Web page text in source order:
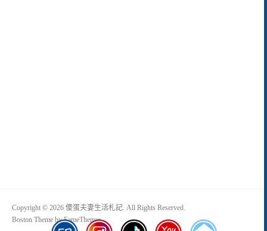
Copyright © 2026 傻蛋夫妻生活札記. All Rights Reserved.
Boston Theme byFameThemes